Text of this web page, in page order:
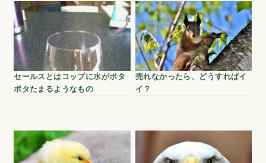
セールスとはコップに水がポタ
ポタたまるようなもの
売れなかったら、どうすればイ
イ？